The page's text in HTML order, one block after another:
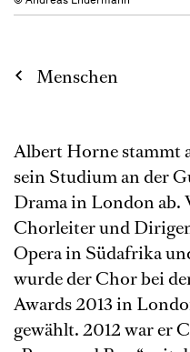
Menschen
Albert Horne stammt
sein Studium an der
Drama in London ab.
Chorleiter und
Opera in Südafrika
wurde der Chor bei
Awards 2013 in
gewählt. 2012 war er